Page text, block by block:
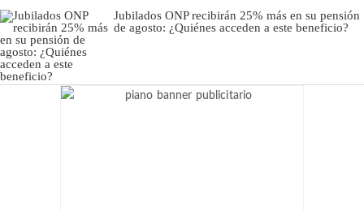
Jubilados ONP recibirán 25% más en su pensión
de agosto: ¿Quiénes acceden a este beneficio?